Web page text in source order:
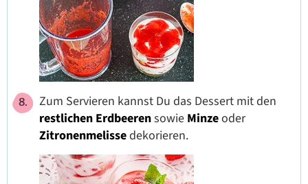
Zum Servieren kannst Du das Dessert mit den
restlichen Erdbeerensowie Minzeoder
Zitronenmelissedekorieren.